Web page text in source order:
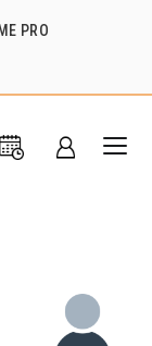
PRO